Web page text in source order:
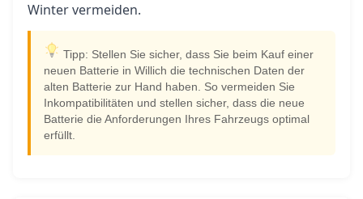
Winter vermeiden.
Tipp: Stellen Sie sicher, dass Sie beim Kauf einer
neuen Batterie in Willich die technischen Daten der
alten Batterie zur Hand haben. So vermeiden Sie
Inkompatibilitäten und stellen sicher, dass die neue
Batterie die Anforderungen Ihres Fahrzeugs optimal
erfüllt.